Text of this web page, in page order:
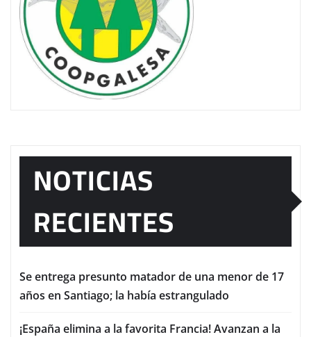
NOTICIAS
RECIENTES
Se entrega presunto matador de una menor de 17
años en Santiago; la había estrangulado
¡España elimina a la favorita Francia! Avanzan a la